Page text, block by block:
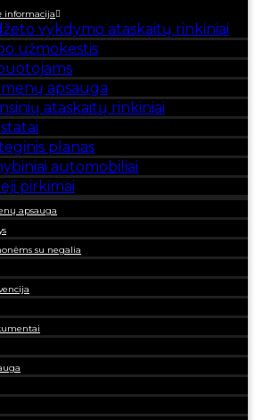
informacija
vykdymo ataskaitų rinkiniai
užmokestis
apsauga
ataskaitų rinkiniai
planas
automobiliai
pirkimai
apsauga
su negalia